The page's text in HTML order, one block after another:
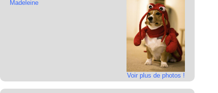
Voir plus de photos !
Madeleine